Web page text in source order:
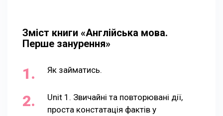
Зміст книги «Англійська мова.
Перше занурення»
Як займатись.
Unit 1. Звичайні та повторювані дії,
проста констатація фактів у